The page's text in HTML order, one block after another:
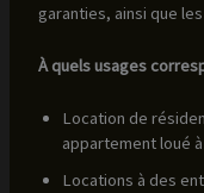
garanties, ainsi que
À quels usages
Location de
appartement loué
Locations à des